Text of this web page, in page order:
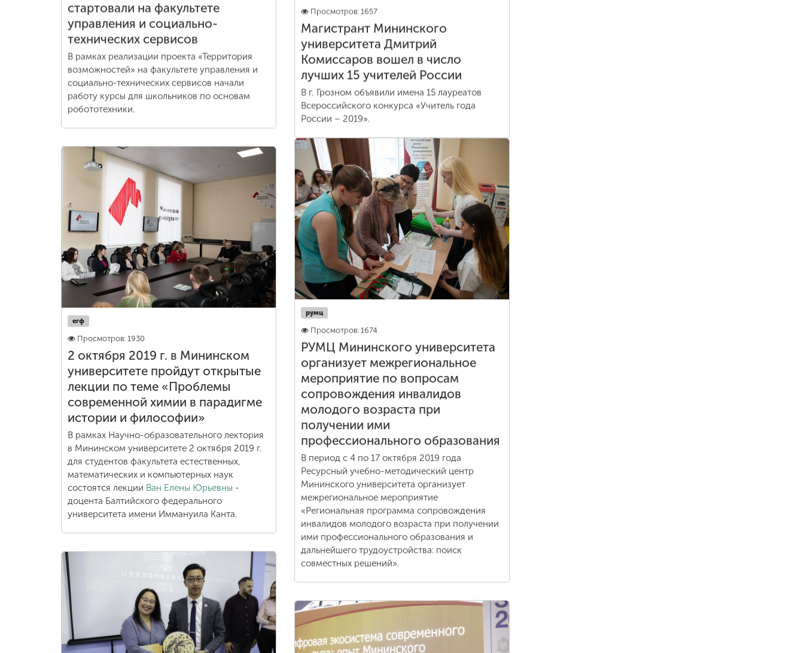
стартовали на факультете
управления и социально-
технических сервисов
В рамках реализации проекта «Территория
возможностей» на факультете управления и
социально-технических сервисов начали
работу курсы для школьников по основам
робототехники.
Просмотров: 1657
Магистрант Мининского
университета Дмитрий
Комиссаров вошел в число
лучших 15 учителей России
В г. Грозном объявили имена 15 лауреатов
Всероссийского конкурса «Учитель года
России – 2019».
румц
Просмотров: 1674
РУМЦ Мининского университета
организует межрегиональное
мероприятие по вопросам
сопровождения инвалидов
молодого возраста при
получении ими
профессионального образования
В период с 4 по 17 октября 2019 года
Ресурсный учебно-методический центр
Мининского университета организует
межрегиональное мероприятие
«Региональная программа сопровождения
инвалидов молодого возраста при получении
ими профессионального образования и
дальнейшего трудоустройства: поиск
совместных решений».
егф
Просмотров: 1930
2 октября 2019 г. в Мининском
университете пройдут открытые
лекции по теме «Проблемы
современной химии в парадигме
истории и философии»
В рамках Научно-образовательного лектория
в Мининском университете 2 октября 2019 г.
для студентов факультета естественных,
математических и компьютерных наук
состоятся лекции Ван Елены Юрьевны -
доцента Балтийского федерального
университета имени Иммануила Канта.